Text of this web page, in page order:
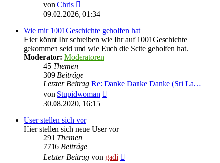
von Chris
Beitrag
09.02.2026, 01:34
Wie mir 1001Geschichte geholfen hat
Hier könnt Ihr schreiben wie Ihr auf 1001Geschichte
gekommen seid und wie Euch die Seite geholfen hat.
Moderator: Moderatoren
45 Themen
309 Beiträge
Letzter Beitrag Re: Danke Danke Danke (Sri La…
von Stupidwoman
30.08.2020, 16:15
User stellen sich vor
Hier stellen sich neue User vor
291 Themen
7716 Beiträge
Letzter Beitrag von gadi